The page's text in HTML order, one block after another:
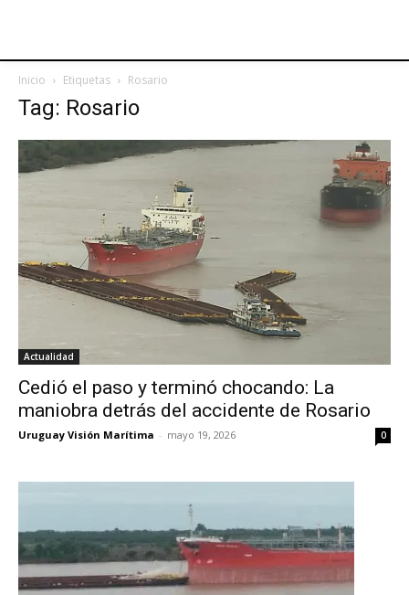
Inicio Etiquetas Rosario
Tag: Rosario
Actualidad
Cedió el paso y terminó chocando: La
maniobra detrás del accidente de Rosario
Uruguay Visión Marítima - mayo 19, 2026 0